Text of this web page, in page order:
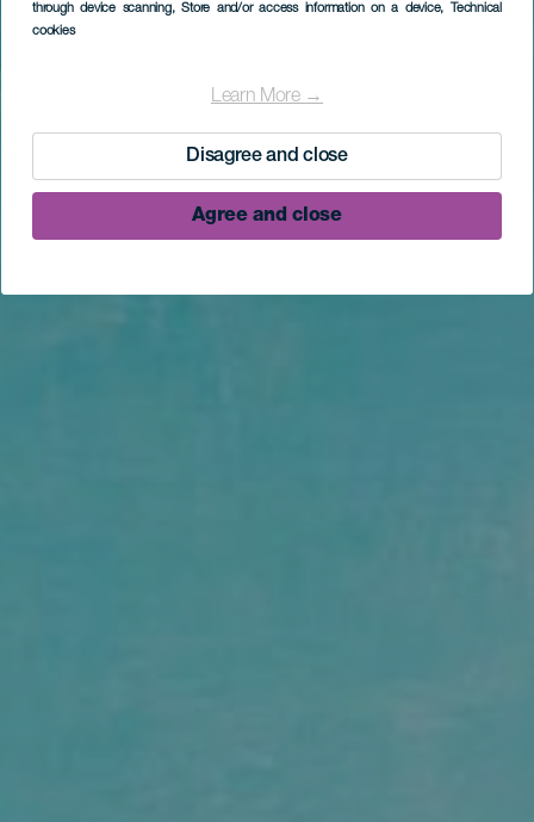
through device scanning, Store and/or access information on a device, Technical
cookies
Learn More →
Disagree and close
Agree and close